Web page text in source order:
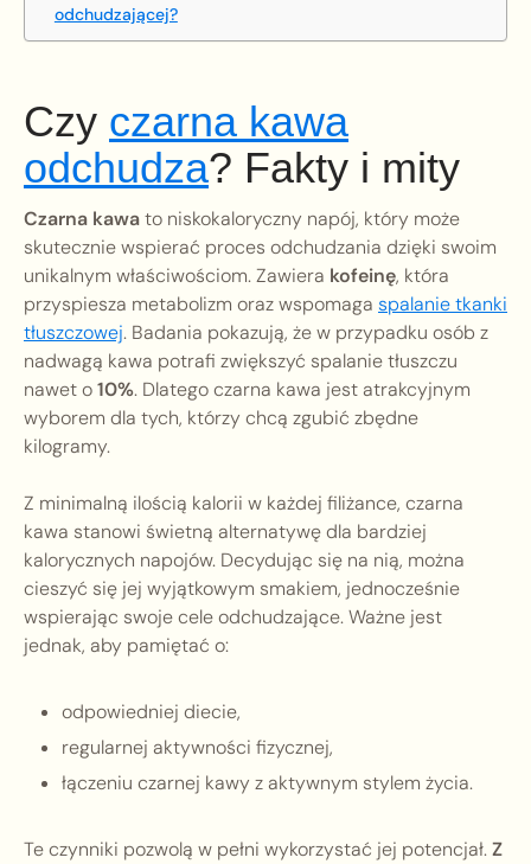
odchudzającej?
Czy czarna kawa
odchudza? Fakty i mity
Czarna kawato niskokaloryczny napój, który może
skutecznie wspierać proces odchudzania dzięki swoim
unikalnym właściwościom. Zawiera kofeinę, która
przyspiesza metabolizm oraz wspomaga spalanie tkanki
tłuszczowej. Badania pokazują, że w przypadku osób z
nadwagą kawa potrafi zwiększyć spalanie tłuszczu
nawet o10%. Dlatego czarna kawa jest atrakcyjnym
wyborem dla tych, którzy chcą zgubić zbędne
kilogramy.
Z minimalną ilością kalorii w każdej filiżance, czarna
kawa stanowi świetną alternatywę dla bardziej
kalorycznych napojów. Decydując się na nią, można
cieszyć się jej wyjątkowym smakiem, jednocześnie
wspierając swoje cele odchudzające. Ważne jest
jednak, aby pamiętać o:
odpowiedniej diecie,
regularnej aktywności fizycznej,
łączeniu czarnej kawy z aktywnym stylem życia.
Te czynniki pozwolą w pełni wykorzystać jej potencjał.Z